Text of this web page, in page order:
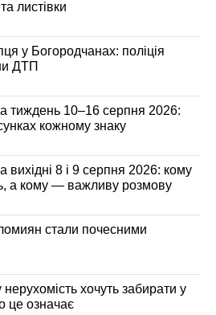
листівки
у Богородчанах: поліція
ДТП
тиждень 10–16 серпня 2026:
кожному знаку
8 і 9 серпня 2026: кому
а кому — важливу розмову
стали почесними
хочуть забирати у
це означає